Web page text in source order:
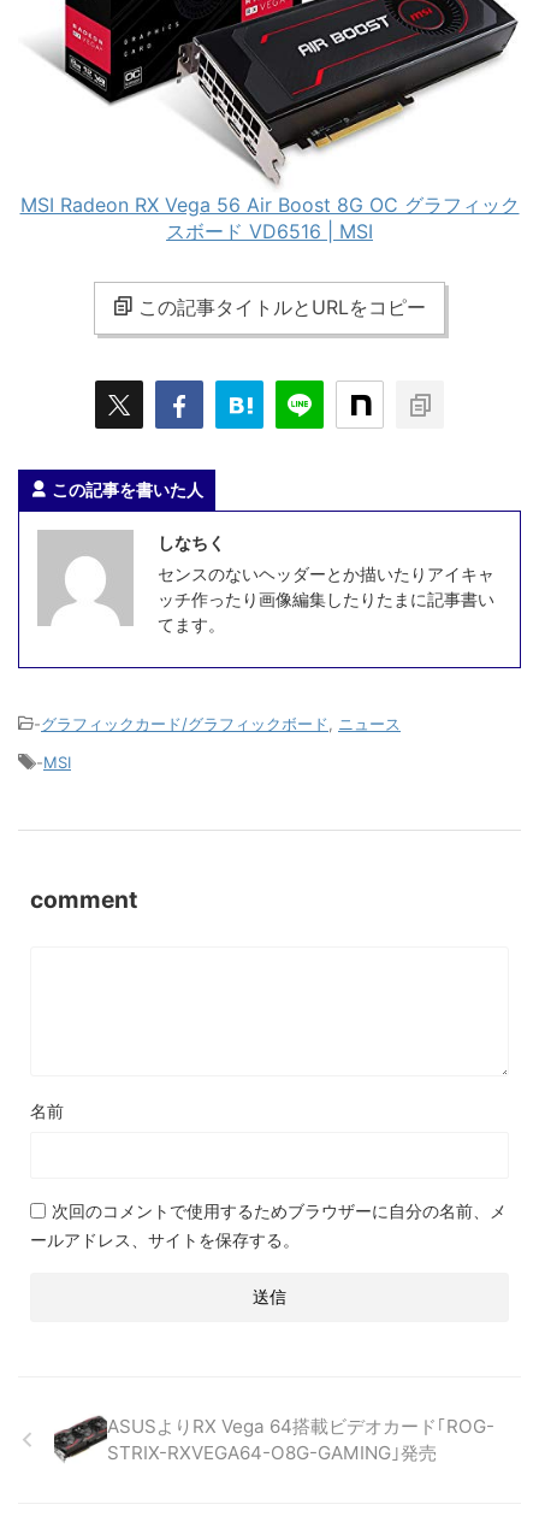
MSI Radeon RX Vega 56 Air Boost 8G OC グラフィック
スボード VD6516 | MSI
この記事タイトルとURLをコピー
この記事を書いた人
しなちく
センスのないヘッダーとか描いたりアイキャ
ッチ作ったり画像編集したりたまに記事書い
てます。
-グラフィックカード/グラフィックボード
ニュース
-MSI
comment
名前
次回のコメントで使用するためブラウザーに自分の名前、メ
ールアドレス、サイトを保存する。
ASUSよりRX Vega 64搭載ビデオカード｢ROG-
STRIX-RXVEGA64-O8G-GAMING｣発売